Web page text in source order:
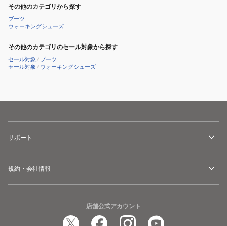
水
その他のカテゴリから探す
ブーツ
ウォーキングシューズ
その他のカテゴリのセール対象から探す
セール対象 / ブーツ
セール対象 / ウォーキングシューズ
サポート
規約・会社情報
店舗公式アカウント